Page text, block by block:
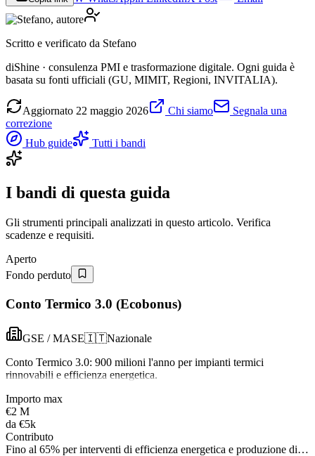
Scritto e verificato da Stefano
diShine · consulenza PMI e trasformazione digitale. Ogni guida è
basata su fonti ufficiali (GU, MIMIT, Regioni, INVITALIA).
Aggiornato 22 maggio 2026 Chi siamo
Segnala una
correzione
Hub guide
Tutti i bandi
I bandi di questa guida
Gli strumenti principali analizzati in questo articolo. Verifica
scadenze e requisiti.
Aperto
Fondo perduto
Conto Termico 3.0 (Ecobonus)
GSE / MASE🇮🇹Nazionale
Conto Termico 3.0: 900 milioni l'anno per impianti termici
rinnovabili e efficienza energetica.
Importo max
€2 M
da €5k
Contributo
Fino al 65% per interventi di efficienza energetica e produzione di…